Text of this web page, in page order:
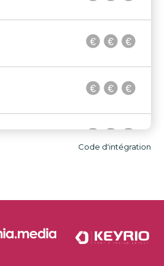
Code d'intégration